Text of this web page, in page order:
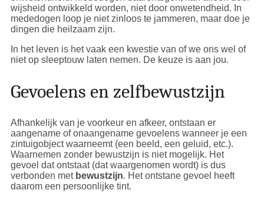
wijsheid ontwikkeld worden, niet door onwetendheid. In
mededogen loop je niet zinloos te jammeren, maar doe je
dingen die heilzaam zijn.
In het leven is het vaak een kwestie van of we ons wel of
niet op sleeptouw laten nemen. De keuze is aan jou.
Gevoelens en zelfbewustzijn
Afhankelijk van je voorkeur en afkeer, ontstaan er
aangename of onaangename gevoelens wanneer je een
zintuigobject waarneemt (een beeld, een geluid, etc.).
Waarnemen zonder bewustzijn is niet mogelijk. Het
gevoel dat ontstaat (dat waargenomen wordt) is dus
verbonden met bewustzijn. Het ontstane gevoel heeft
daarom een persoonlijke tint.